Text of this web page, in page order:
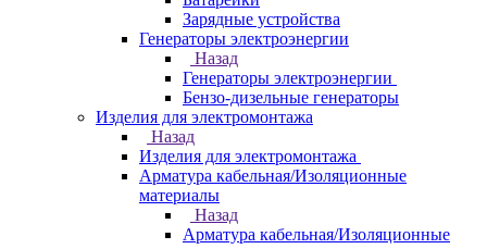
Зарядные устройства
Генераторы электроэнергии
Назад
Генераторы электроэнергии
Бензо-дизельные генераторы
Изделия для электромонтажа
Назад
Изделия для электромонтажа
Арматура кабельная/Изоляционные
материалы
Назад
Арматура кабельная/Изоляционные